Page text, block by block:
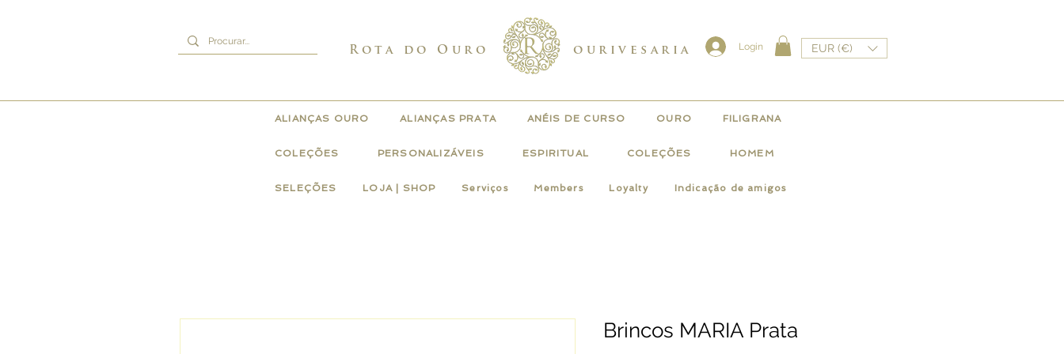
Rota do Ouro ourivesaria Login EUR (€)
ALIANÇAS OURO ALIANÇAS PRATA ANÉIS DE CURSO OURO FILIGRANA
COLEÇÕES PERSONALIZÁVEIS ESPIRITUAL COLEÇÕES HOMEM
SELEÇÕES LOJA | SHOP Serviços Members Loyalty Indicação de amigos
Brincos MARIA Prata